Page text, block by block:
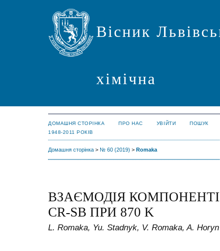
Вісник
хімічна
ДОМАШНЯ СТОРІНКА ПРО НАС УВІЙТИ
ПОШУК
1948-2011 РОКІВ
Домашня сторінка > № 60 (2019) > Romaka
ВЗАЄМОДІЯ
CR-SB ПРИ 870 K
L. Romaka, Yu. Stadnyk, V. Romaka, A. Horyn